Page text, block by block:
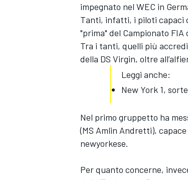
impegnato nel WEC in
Tanti, infatti, i piloti capaci
"prima" del Campionato
Tra i tanti, quelli più
della DS Virgin, oltre
Leggi anche:
New York 1,
Nel primo gruppetto ha
(MS Amlin Andretti),
newyorkese.
Per quanto concerne,